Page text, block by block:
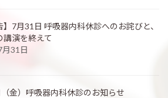
】7月31日 呼吸器内科休診へのお詫びと、
講演を終えて
31日
金）呼吸器内科休診のお知らせ